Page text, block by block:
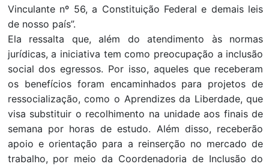
Vinculante nº 56, a Constituição Federal e demais leis
de nosso país”.
Ela ressalta que, além do atendimento às normas
jurídicas, a iniciativa tem como preocupação a inclusão
social dos egressos. Por isso, aqueles que receberam
os benefícios foram encaminhados para projetos de
ressocialização, como o Aprendizes da Liberdade, que
visa substituir o recolhimento na unidade aos finais de
semana por horas de estudo. Além disso, receberão
apoio e orientação para a reinserção no mercado de
trabalho, por meio da Coordenadoria de Inclusão do